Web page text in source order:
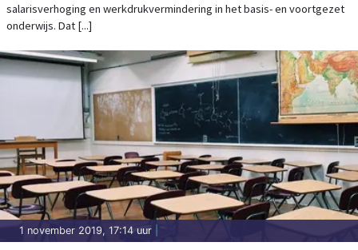
salarisverhoging en werkdrukvermindering in het basis- en voortgezet
onderwijs. Dat [...]
1 november 2019, 17:14 uur